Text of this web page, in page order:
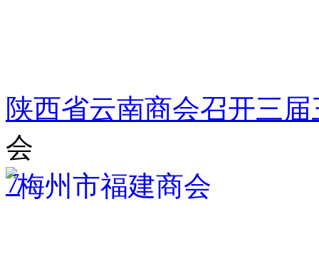
陕西省云南商会召开三
会
7